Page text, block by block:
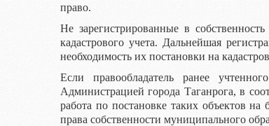
право.
Не зарегистрированные в
кадастрового учета. Дальнейшая
необходимость их постановки на
Если правообладатель ранее
Администрацией города Таганрога, в
работа по постановке таких объектов
права собственности муниципального